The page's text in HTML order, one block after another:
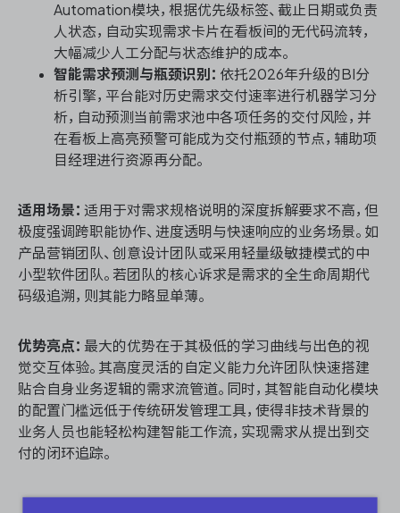
Automation模块，根据优先级标签、截止日期或负责
人状态，自动实现需求卡片在看板间的无代码流转，
大幅减少人工分配与状态维护的成本。
智能需求预测与瓶颈识别： 依托2026年升级的BI分
析引擎，平台能对历史需求交付速率进行机器学习分
析，自动预测当前需求池中各项任务的交付风险，并
在看板上高亮预警可能成为交付瓶颈的节点，辅助项
目经理进行资源再分配。
适用场景： 适用于对需求规格说明的深度拆解要求不高，但
极度强调跨职能协作、进度透明与快速响应的业务场景。如
产品营销团队、创意设计团队或采用轻量级敏捷模式的中
小型软件团队。若团队的核心诉求是需求的全生命周期代
码级追溯，则其能力略显单薄。
优势亮点： 最大的优势在于其极低的学习曲线与出色的视
觉交互体验。其高度灵活的自定义能力允许团队快速搭建
贴合自身业务逻辑的需求流管道。同时，其智能自动化模块
的配置门槛远低于传统研发管理工具，使得非技术背景的
业务人员也能轻松构建智能工作流，实现需求从提出到交
付的闭环追踪。